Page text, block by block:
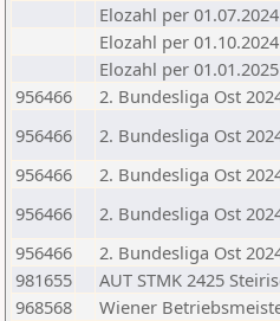
Elozahl per 01.07.2024
Elozahl per 01.10.2024
Elozahl per 01.01.2025
956466
2. Bundesliga Ost
956466
2. Bundesliga Ost
956466
2. Bundesliga Ost
956466
2. Bundesliga Ost
956466
2. Bundesliga Ost
981655
AUT STMK 2425
968568
Wiener